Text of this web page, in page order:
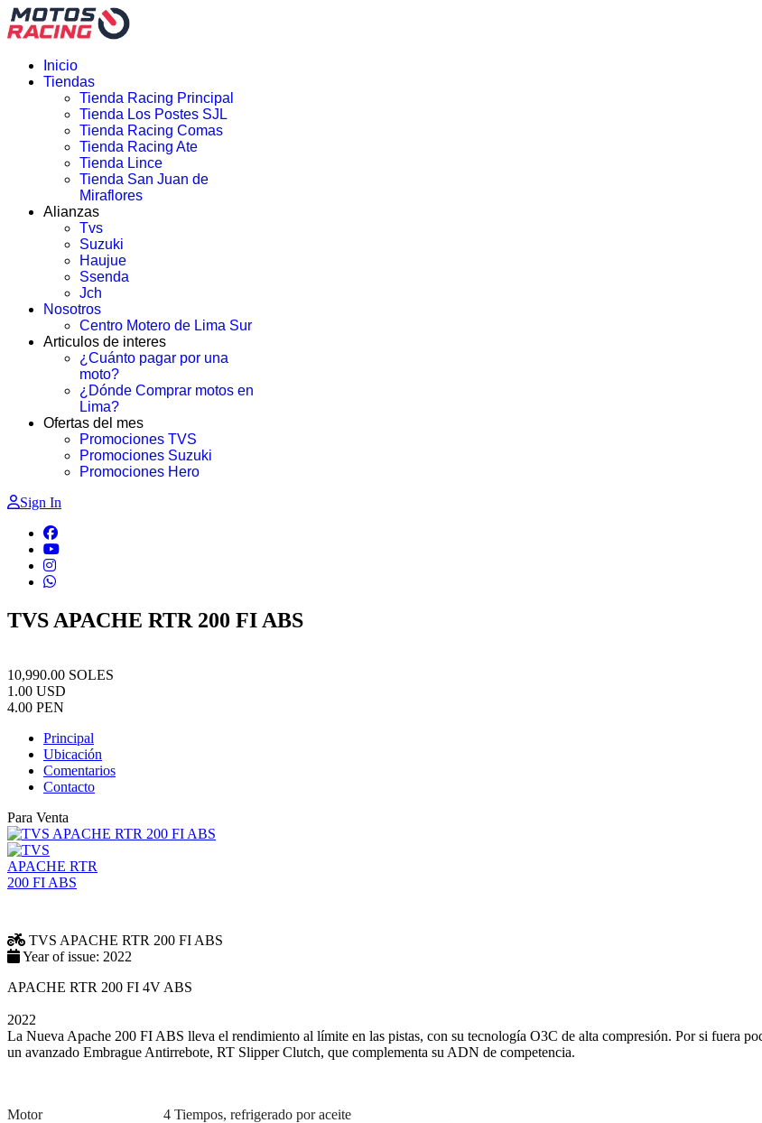
Inicio
Tiendas
Tienda Racing Principal
Tienda Los Postes SJL
Tienda Racing Comas
Tienda Racing Ate
Tienda Lince
Tienda San Juan de
Miraflores
Alianzas
Tvs
Suzuki
Haujue
Ssenda
Jch
Nosotros
Centro Motero de Lima Sur
Articulos de interes
¿Cuánto pagar por una
moto?
¿Dónde Comprar motos en
Lima?
Ofertas del mes
Promociones TVS
Promociones Suzuki
Promociones Hero
Sign In
TVS APACHE RTR 200 FI ABS
10,990.00 SOLES
1.00 USD
4.00 PEN
Principal
Ubicación
Comentarios
Contacto
Para Venta
TVS APACHE RTR 200 FI ABS
Year of issue: 2022
APACHE RTR 200 FI 4V ABS
2022
La Nueva Apache 200 FI ABS lleva el rendimiento al límite en las pistas, con su tecnología O3C de alta compresión. Por si fuera
un avanzado Embrague Antirrebote, RT Slipper Clutch, que complementa su ADN de competencia.
Motor
4 Tiempos, refrigerado por aceite